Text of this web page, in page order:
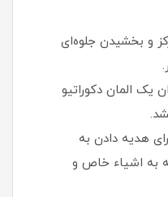
و بخشیدن جلوه‌ای
یک المان دکوراتیو
هدیه دادن به
به اشیاء خاص و